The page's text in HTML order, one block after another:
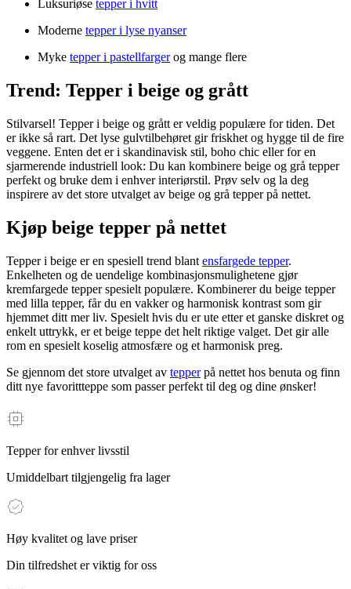
Luksuriøse tepper i hvitt
Moderne tepper i lyse nyanser
Myke tepper i pastellfargerog mange flere
Trend: Tepper i beige og grått
Stilvarsel! Tepper i beige og grått er veldig populære for tiden. Det
er ikke så rart. Det lyse gulvtilbehøret gir friskhet og hygge til de fire
veggene. Enten det er i skandinavisk stil, boho chic eller for en
sjarmerende industriell look: Du kan kombinere beige og grå tepper
perfekt og bruke dem i enhver interiørstil. Prøv selv og la deg
inspirere av det store utvalget av beige og grå tepper på nettet.
Kjøp beige tepper på nettet
Tepper i beige er en spesiell trend blant ensfargede tepper.
Enkelheten og de uendelige kombinasjonsmulighetene gjør
kremfargede tepper spesielt populære. Kombinerer du beige tepper
med lilla tepper, får du en vakker og harmonisk kontrast som gir
hjemmet ditt mer liv. Spesielt hvis du er ute etter et ganske diskret og
enkelt uttrykk, er et beige teppe det helt riktige valget. Det gir alle
rom en spesielt koselig atmosfære og et harmonisk preg.
Se gjennom det store utvalget av tepperpå nettet hos benuta og finn
ditt nye favorittteppe som passer perfekt til deg og dine ønsker!
Tepper for enhver livsstil
Umiddelbart tilgjengelig fra lager
Høy kvalitet og lave priser
Din tilfredshet er viktig for oss